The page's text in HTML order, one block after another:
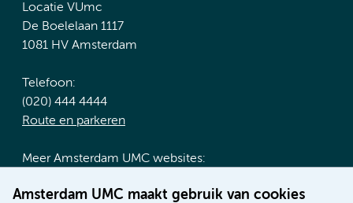
Amsterdam UMC maakt gebruik van cookies
Locatie VUmc
De Boelelaan 1117
1081 HV Amsterdam
Telefoon:
(020) 444 4444
Route en parkeren
Meer Amsterdam UMC websites:
Werken bij Amsterdam UMC